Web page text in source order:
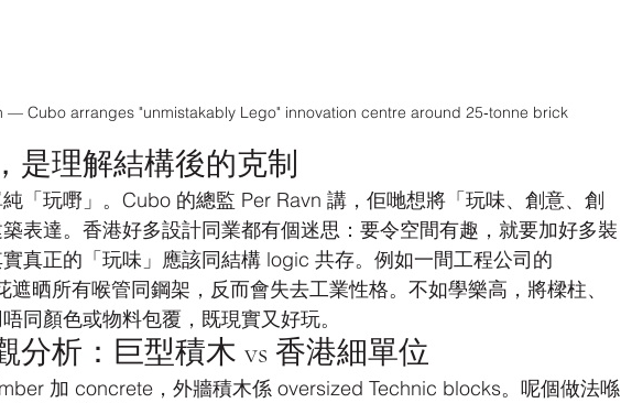
— Cubo arranges "unmistakably Lego" innovation centre around 25‑tonne brick
是理解結構後的克制
「玩嘢」。Cubo 的總監 Per Ravn 講，佢哋想將「玩味、創意、創
表達。香港好多設計同業都有個迷思：要令空間有趣，就要加好多裝
真正的「玩味」應該同結構 logic 共存。例如一間工程公司的
晒所有喉管同鋼架，反而會失去工業性格。不如學樂高，將樑柱、
同顏色或物料包覆，既現實又好玩。
分析：巨型積木 vs 香港細單位
加 concrete，外牆積木係 oversized Technic blocks。呢個做法喺